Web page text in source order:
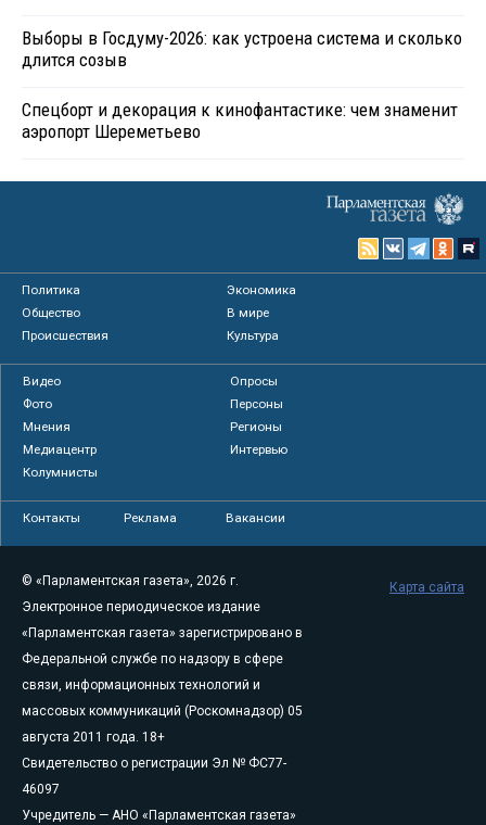
Выборы в Госдуму-2026: как устроена система и сколько
длится созыв
Спецборт и декорация к кинофантастике: чем знаменит
аэропорт Шереметьево
Политика
Экономика
Общество
В мире
Происшествия
Культура
Видео
Опросы
Фото
Персоны
Мнения
Регионы
Медиацентр
Интервью
Колумнисты
Контакты Реклама Вакансии
© «Парламентская газета», 2026 г.
Электронное периодическое издание
«Парламентская газета» зарегистрировано в
Федеральной службе по надзору в сфере
связи, информационных технологий и
массовых коммуникаций (Роскомнадзор) 05
августа 2011 года. 18+
Свидетельство о регистрации Эл № ФС77-
46097
Учредитель — АНО «Парламентская газета»
Карта сайта